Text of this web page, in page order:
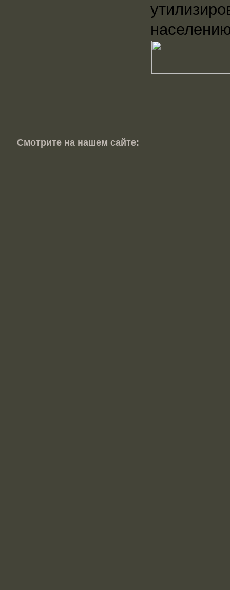
Смотрите на нашем сайте: